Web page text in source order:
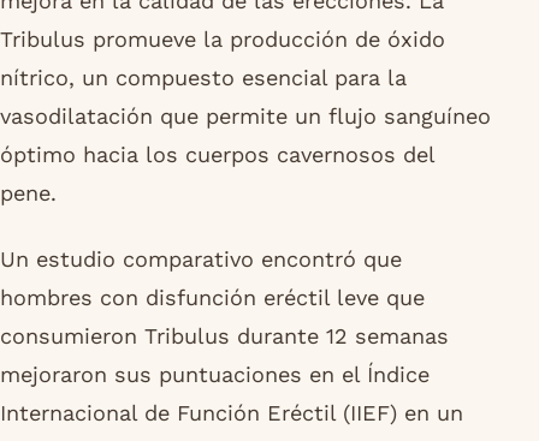
Tribulus promueve la producción de óxido
nítrico, un compuesto esencial para la
vasodilatación que permite un flujo sanguíneo
óptimo hacia los cuerpos cavernosos del
pene.
Un estudio comparativo encontró que
hombres con disfunción eréctil leve que
consumieron Tribulus durante 12 semanas
mejoraron sus puntuaciones en el Índice
Internacional de Función Eréctil (IIEF) en un